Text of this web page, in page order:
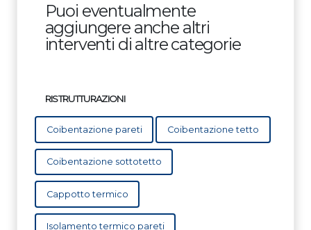
Puoi eventualmente
aggiungere anche altri
interventi di altre categorie
RISTRUTTURAZIONI
Coibentazione pareti Coibentazione tetto
Coibentazione sottotetto
Cappotto termico
Isolamento termico pareti